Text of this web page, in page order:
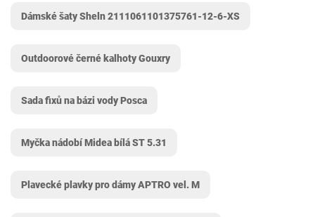
Dámské šaty Sheln 2111061101375761-12-6-XS
Outdoorové černé kalhoty Gouxry
Sada fixů na bázi vody Posca
Myčka nádobí Midea bílá ST 5.31
Plavecké plavky pro dámy APTRO vel. M